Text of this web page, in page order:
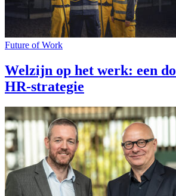
Future of Work
Welzijn op het werk: een
HR-strategie